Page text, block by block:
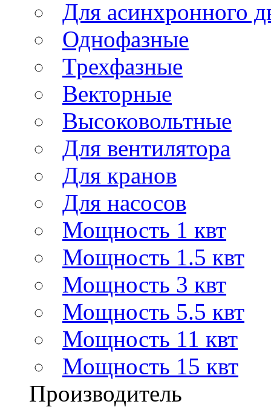
Для асинхронного
Однофазные
Трехфазные
Векторные
Высоковольтные
Для вентилятора
Для кранов
Для насосов
Мощность 1 квт
Мощность 1.5 квт
Мощность 3 квт
Мощность 5.5 квт
Мощность 11 квт
Мощность 15 квт
Производитель